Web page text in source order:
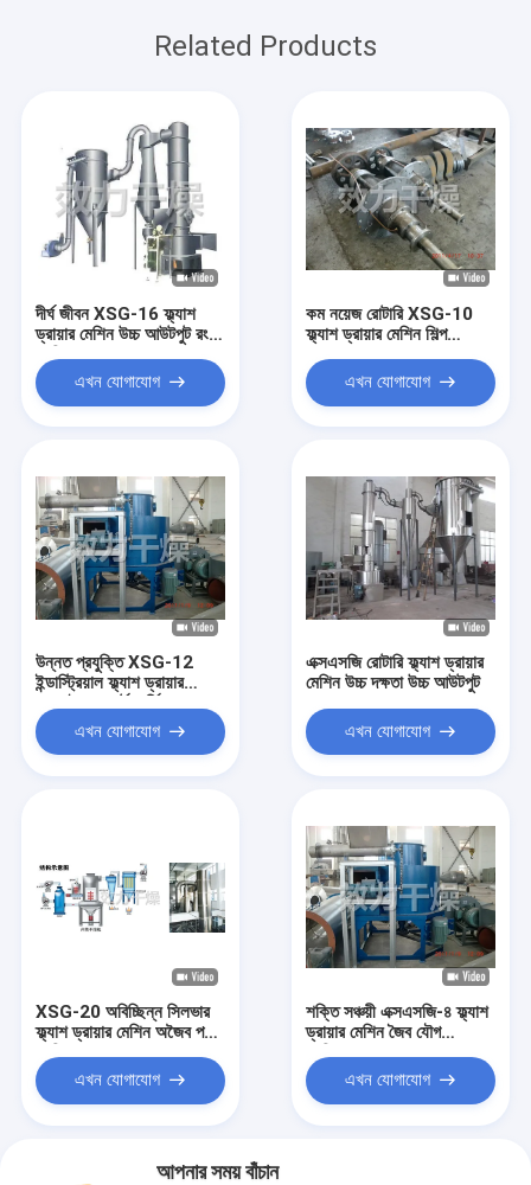
Related Products
দীর্ঘ জীবন XSG-16 ফ্ল্যাশ
ড্রায়ার মেশিন উচ্চ আউটপুট রং
প্রক্রিয়াকরণ
এখন যোগাযোগ
কম নয়েজ রোটারি XSG-10
ফ্ল্যাশ ড্রায়ার মেশিন শিল্প
ব্যবহারের জন্য
এখন যোগাযোগ
উন্নত প্রযুক্তি XSG-12
ইন্ডাস্ট্রিয়াল ফ্ল্যাশ ড্রায়ার
এখন যোগাযোগ
এক্সএসজি রোটারি ফ্ল্যাশ ড্রায়ার
মেশিন উচ্চ দক্ষতা উচ্চ আউটপুট
এখন যোগাযোগ
XSG-20 অবিচ্ছিন্ন সিলভার
ফ্ল্যাশ ড্রায়ার মেশিন অজৈব পদার্থ
প্রক্রিয়াকরণ
এখন যোগাযোগ
শক্তি সঞ্চয়ী এক্সএসজি-৪ ফ্ল্যাশ
ড্রায়ার মেশিন জৈব যৌগ
প্রক্রিয়াকরণ
এখন যোগাযোগ
আপনার সময় বাঁচান